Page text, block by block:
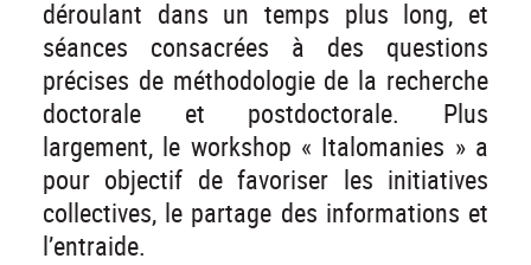
déroulant dans un temps plus long, et
séances consacrées à des questions
précises de méthodologie de la recherche
doctorale et postdoctorale. Plus
largement, le workshop « Italomanies » a
pour objectif de favoriser les initiatives
collectives, le partage des informations et
l’entraide.